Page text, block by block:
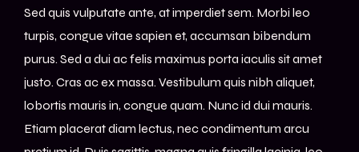
Sed quis vulputate ante, at imperdiet sem. Morbi leo
turpis, congue vitae sapien et, accumsan bibendum
purus. Sed a dui ac felis maximus porta iaculis sit amet
justo. Cras ac ex massa. Vestibulum quis nibh aliquet,
lobortis mauris in, congue quam. Nunc id dui mauris.
Etiam placerat diam lectus, nec condimentum arcu